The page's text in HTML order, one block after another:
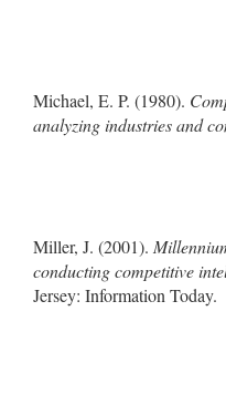
Michael, E. P. (1980).
analyzing industries and
Miller, J. (2001).
conducting competitive
Jersey: Information Today.